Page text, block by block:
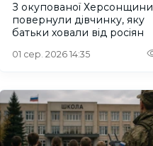
З окупованої Херсонщини
повернули дівчинку, яку
батьки ховали від росіян
01 сер. 2026 14:35